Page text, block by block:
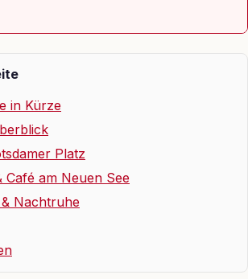
in Kürze
Platz
Café am Neuen See
Nachtruhe